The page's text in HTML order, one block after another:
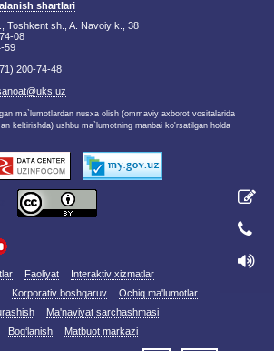
shartlari
Toshkent sh., A. Navoiy k., 38
08
59
200-74-48
ma`lumotlardan nusxa olish (ommaviy axborot vositalarida
keltirishda) ushbu ma`lumotning manbai ko'rsatilgan holda
Faoliyat
Interaktiv xizmatlar
Korporativ boshqaruv
Ochiq ma'lumotlar
Ma'naviyat sarchashmasi
Bog‘lanish Matbuot markazi